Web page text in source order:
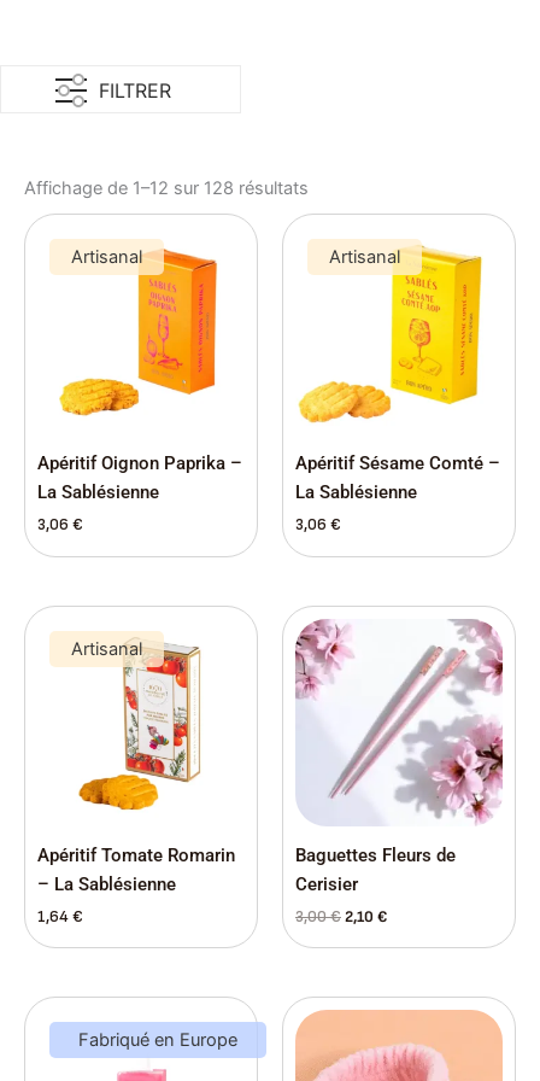
FILTRER
Affichage de 1–12 sur 128 résultats
Artisanal
Apéritif Oignon Paprika –
La Sablésienne
3,06 €
Artisanal
Apéritif Sésame Comté –
La Sablésienne
3,06 €
Artisanal
Apéritif Tomate Romarin
– La Sablésienne
1,64€
Baguettes Fleurs de
Cerisier
3,00€
prix
initial
3,00 €.
2,10 €
actuel
est :
2,10 €.
Fabriqué en Europe